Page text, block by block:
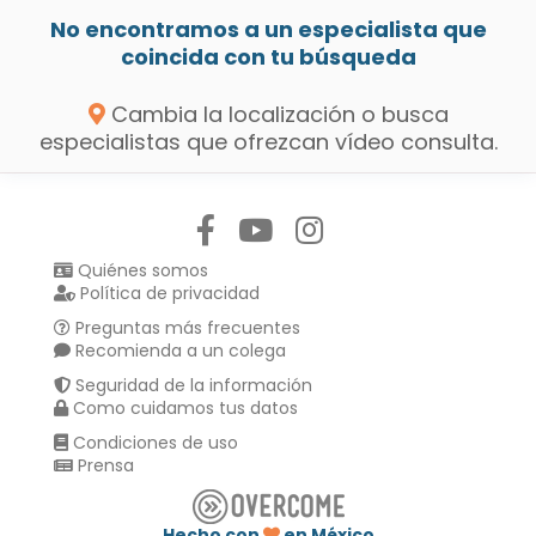
No encontramos a un especialista que
coincida con tu búsqueda
Cambia la localización o busca
especialistas que ofrezcan vídeo consulta.
Quiénes somos
Política de privacidad
Preguntas más frecuentes
Recomienda a un colega
Seguridad de la información
Como cuidamos tus datos
Condiciones de uso
Prensa